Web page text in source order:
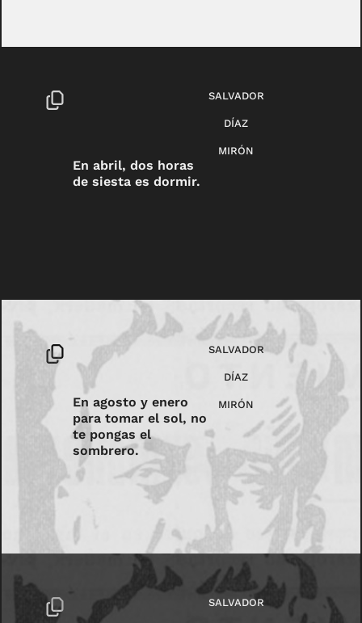
En abril, dos horas
de siesta es dormir.
SALVADOR
DÍAZ
MIRÓN
En agosto y enero
para tomar el sol, no
te pongas el
sombrero.
SALVADOR
DÍAZ
MIRÓN
SALVADOR